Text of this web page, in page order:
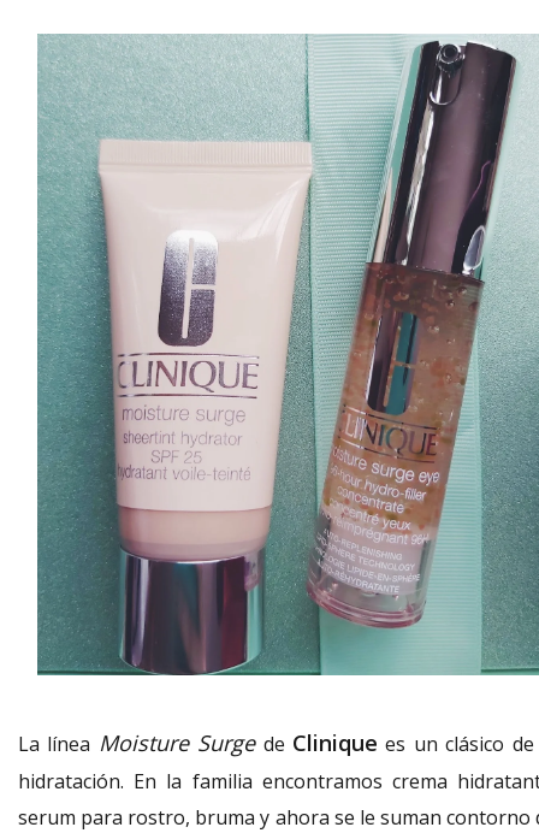
La línea Moisture Surgede Clinique es un clásico
hidratación. En la familia encontramos crema
serum para rostro, bruma y ahora se le suman contorno